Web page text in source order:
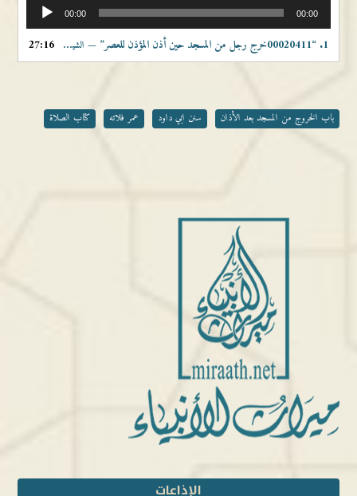
الصوت
00:00 00:00
1. “00020411خرج رجل من المسجد حين أذن المؤذن للعصر” — الشيخ عمر فلاته 27:16
باب الخروج من المسجد بعد الأذان سنن ابي داود عمر فلاته كتاب الصلاة
الإذاعات